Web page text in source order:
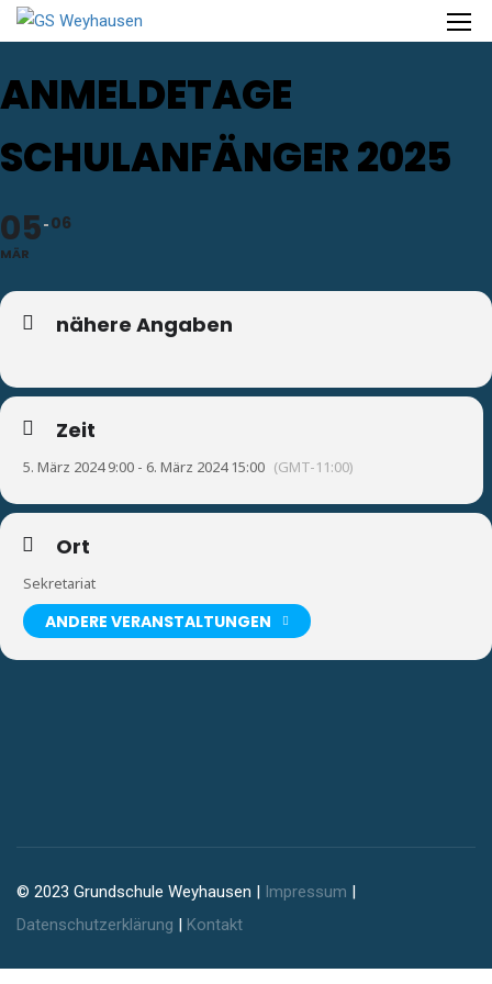
ANMELDETAGE
SCHULANFÄNGER 2025
05
MÄR
06
nähere Angaben
Zeit
5. März 2024 9:00 - 6. März 2024 15:00 (GMT-11:00)
Ort
Sekretariat
ANDERE VERANSTALTUNGEN
© 2023 Grundschule Weyhausen | Impressum |
Datenschutzerklärung | Kontakt